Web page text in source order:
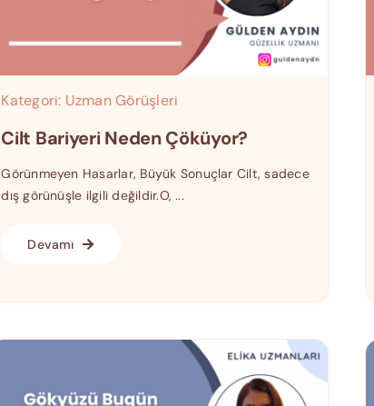
Kategori: Uzman Görüşleri
Cilt Bariyeri Neden Çöküyor?
Görünmeyen Hasarlar, Büyük Sonuçlar Cilt, sadece
dış görünüşle ilgili değildir.O, ...
Devamı